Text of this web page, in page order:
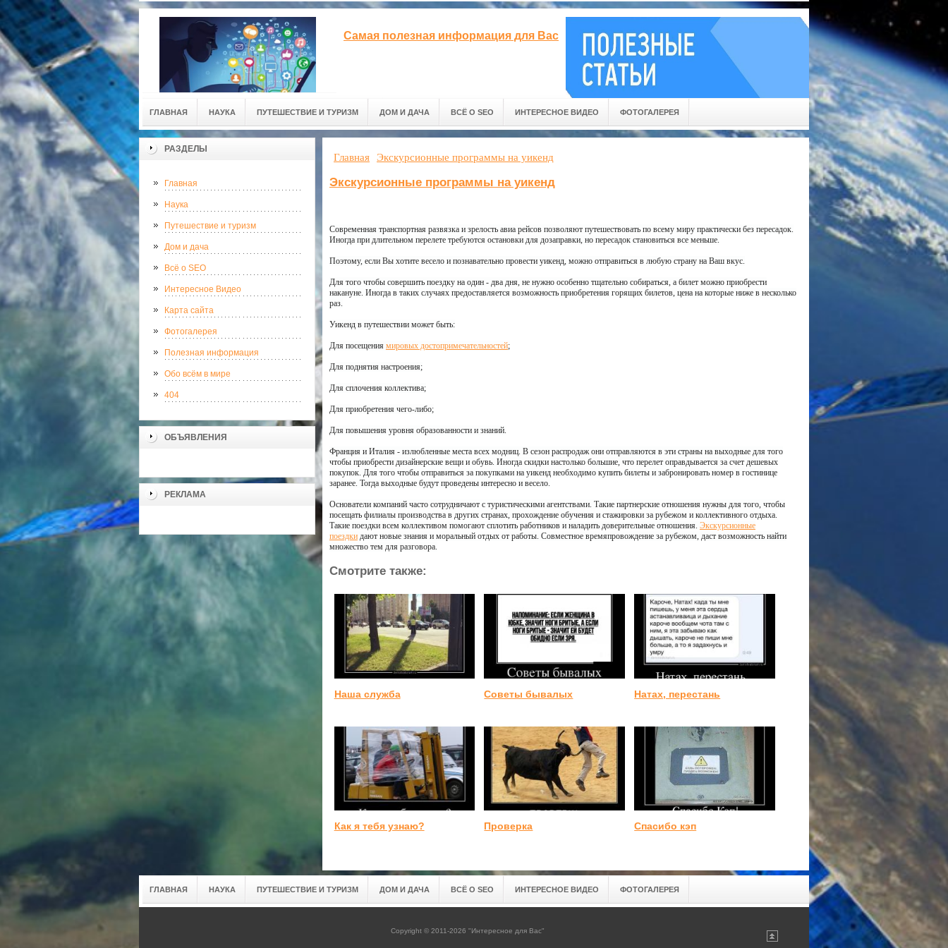
Самая полезная информация для Вас
ГЛАВНАЯ НАУКА ПУТЕШЕСТВИЕ И ТУРИЗМ ДОМ И ДАЧА ВСЁ О SEO ИНТЕРЕСНОЕ ВИДЕО ФОТОГАЛЕРЕЯ
РАЗДЕЛЫ
Главная
Наука
Путешествие и туризм
Дом и дача
Всё о SEO
Интересное Видео
Карта сайта
Фотогалерея
Полезная информация
Обо всём в мире
404
ОБЪЯВЛЕНИЯ
РЕКЛАМА
Главная Экскурсионные программы на уикенд
Экскурсионные программы на уикенд
Современная транспортная развязка и зрелость авиа рейсов позволяют путешествовать по всему миру практически без пересадок.
Иногда при длительном перелете требуются остановки для дозаправки, но пересадок становиться все меньше.
Поэтому, если Вы хотите весело и познавательно провести уикенд, можно отправиться в любую страну на Ваш вкус.
Для того чтобы совершить поездку на один - два дня, не нужно особенно тщательно собираться, а билет можно приобрести
накануне. Иногда в таких случаях предоставляется возможность приобретения горящих билетов, цена на которые ниже в несколько
раз.
Уикенд в путешествии может быть:
Для посещения мировых достопримечательностей;
Для поднятия настроения;
Для сплочения коллектива;
Для приобретения чего-либо;
Для повышения уровня образованности и знаний.
Франция и Италия - излюбленные места всех модниц. В сезон распродаж они отправляются в эти страны на выходные для того
чтобы приобрести дизайнерские вещи и обувь. Иногда скидки настолько большие, что перелет оправдывается за счет дешевых
покупок. Для того чтобы отправиться за покупками на уикенд необходимо купить билеты и забронировать номер в гостинице
заранее. Тогда выходные будут проведены интересно и весело.
Основатели компаний часто сотрудничают с туристическими агентствами. Такие партнерские отношения нужны для того, чтобы
посещать филиалы производства в других странах, прохождение обучения и стажировки за рубежом и коллективного отдыха.
Такие поездки всем коллективом помогают сплотить работников и наладить доверительные отношения. Экскурсионные
поездки дают новые знания и моральный отдых от работы. Совместное времяпровождение за рубежом, даст возможность найти
множество тем для разговора.
Смотрите также:
Наша служба Советы бывалых Натах, перестань
Как я тебя узнаю? Проверка Спасибо кэп
ГЛАВНАЯ НАУКА ПУТЕШЕСТВИЕ И ТУРИЗМ ДОМ И ДАЧА ВСЁ О SEO ИНТЕРЕСНОЕ ВИДЕО ФОТОГАЛЕРЕЯ
Copyright © 2011-2026 "Интересное для Вас"